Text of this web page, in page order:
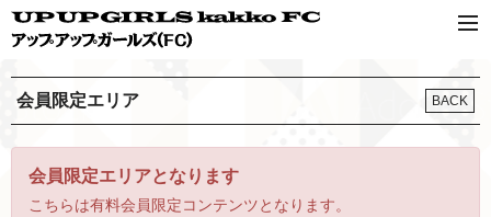
会員限定エリア BACK
会員限定エリアとなります
こちらは有料会員限定コンテンツとなります。